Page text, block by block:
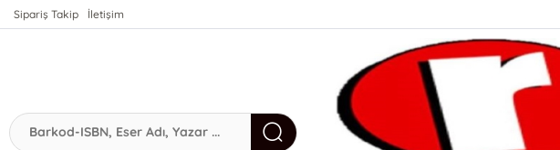
Sipariş Takip İletişim